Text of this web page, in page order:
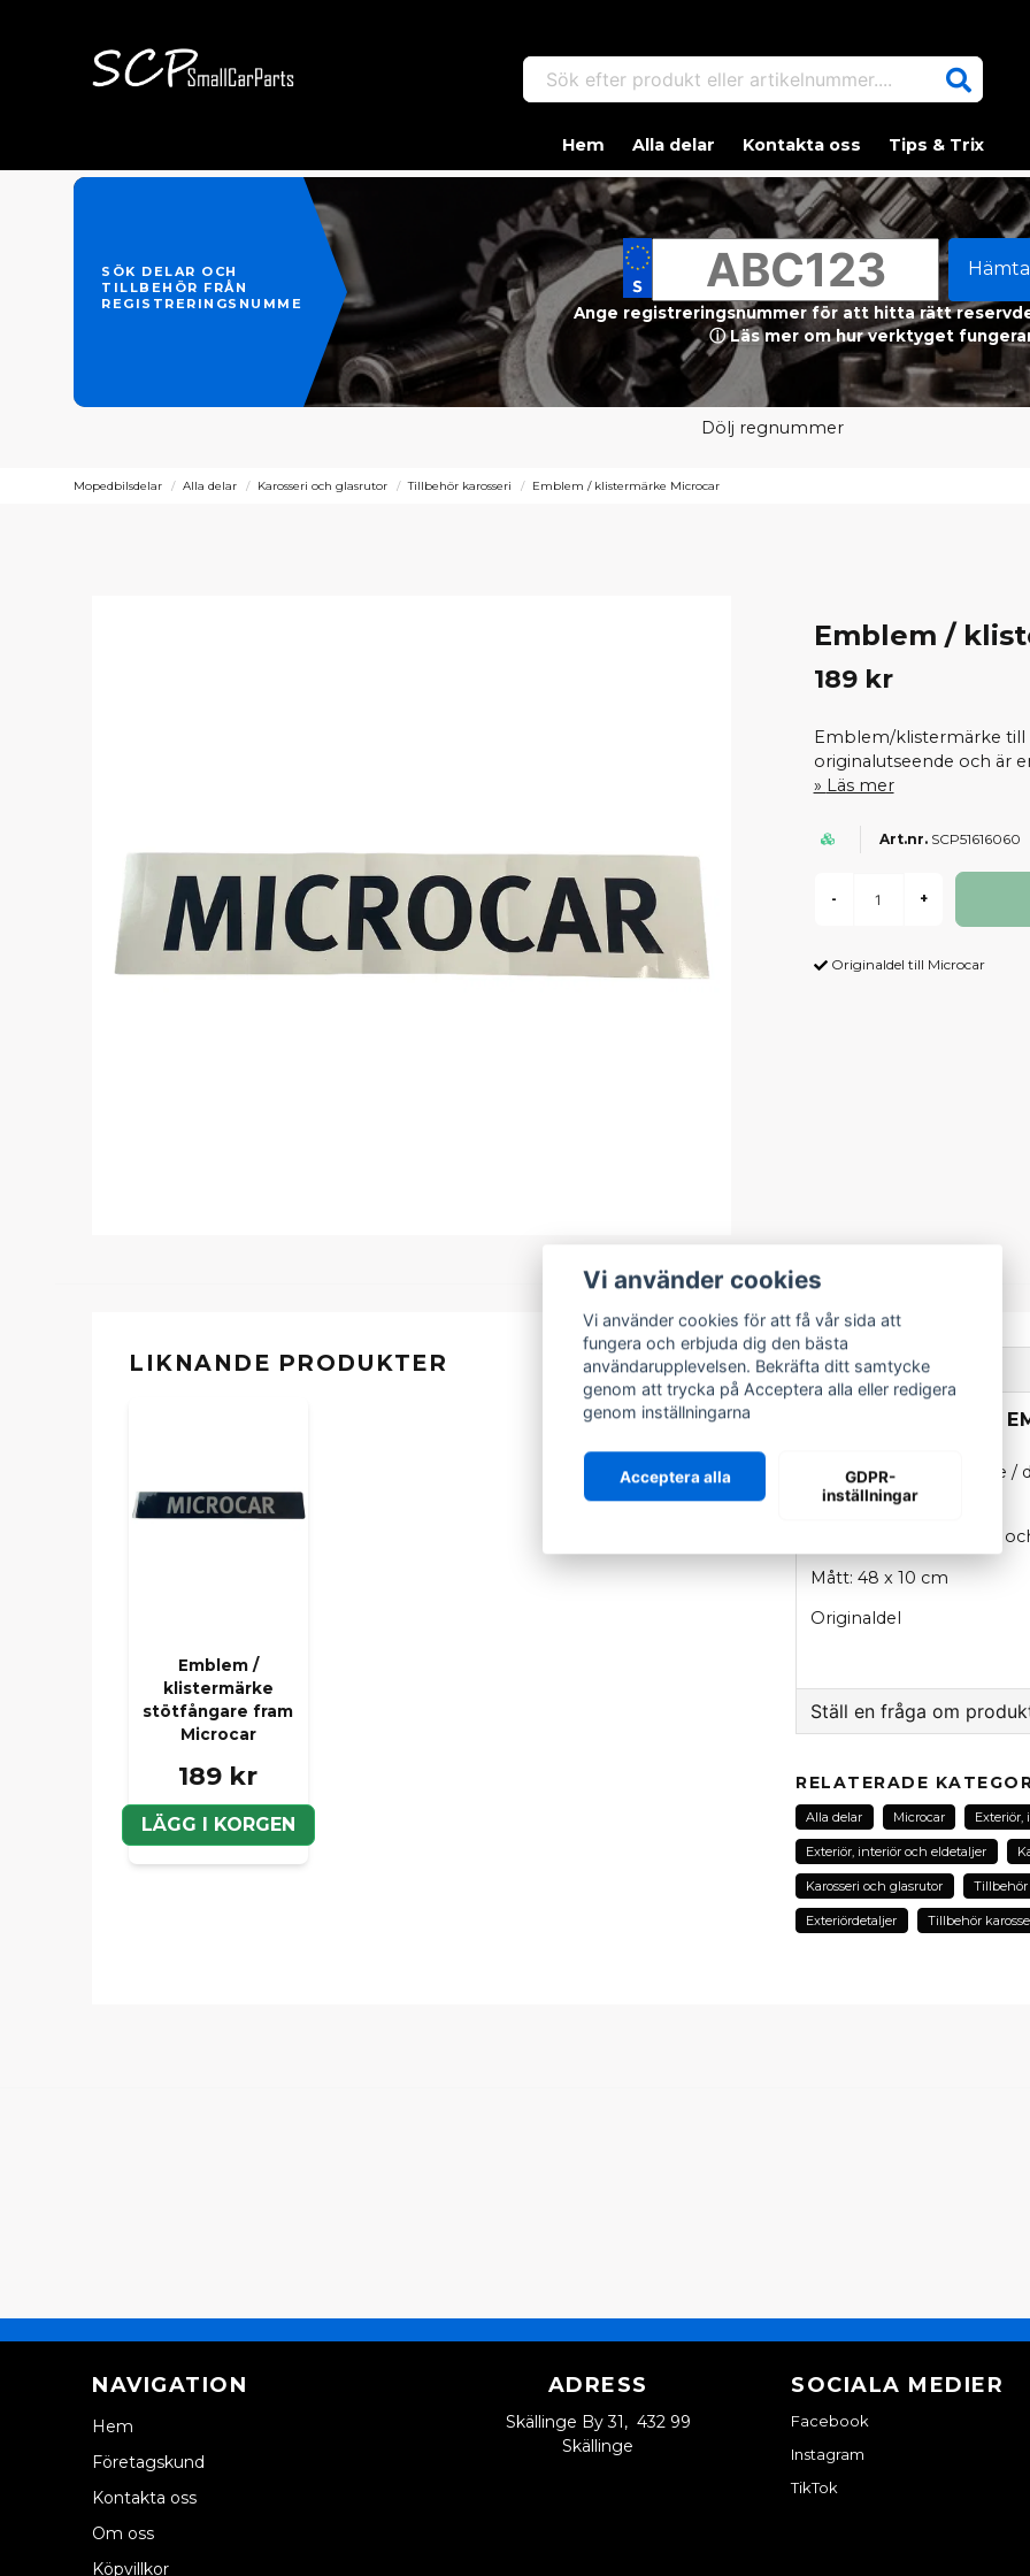
Sök efter produkt eller artikelnummer....
Hem Alla delar Kontakta oss Tips & Trix
SÖK DELAR OCH
TILLBEHÖR FRÅN
REGISTRERINGSNUMMER
Ange registreringsnummer för att hitta rätt
ⓘ Läs mer om hur verktyget
Dölj regnummer
Mopedbilsdelar Alla delar Karosseri och glasrutor Tillbehör karosseri Emblem / klistermärke Microcar
Emblem /
189 kr
Emblem/klistermärke
originalutseende och är
Läs mer
SCP51616060
- +
Originaldel till Microcar
LIKNANDE PRODUKTER
Emblem /
klistermärke
stötfångare fram
Microcar
189 kr
LÄGG I KORGEN
Beskrivning
BESKRIVNING AV
Emblem / klistermärke /
till följande modeller:
MGO (3, 4, 6)
Mått: 48 x 10 cm
Originaldel
Ställ en fråga om
Fråga oss om denna
name
Namn
RELATERADE
Alla delar Microcar Exteriör,
Exteriör, interiör och eldetaljer
Karosseri och glasrutor Tillbehör
Exteriördetaljer Tillbehör
NAVIGATION
Hem
Företagskund
Kontakta oss
Om oss
Köpvillkor
ADRESS
Skällinge By 31, 432 99
Skällinge
SOCIALA MEDIER
Facebook
Instagram
TikTok
Vi använder cookies
Vi använder cookies för att få vår sida att
fungera och erbjuda dig den bästa
användarupplevelsen. Bekräfta ditt samtycke
genom att trycka på Acceptera alla eller redigera
genom inställningarna
Acceptera alla
GDPR-
inställningar